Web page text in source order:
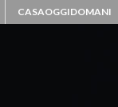
CASAOGGIDOMANI